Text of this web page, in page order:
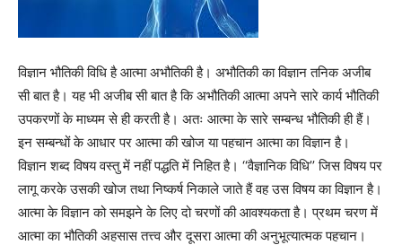
विज्ञान भौतिकी विधि है आत्मा अभौतिकी है। अभौतिकी का विज्ञान तनिक अजीब
सी बात है। यह भी अजीब सी बात है कि अभौतिकी आत्मा अपने सारे कार्य भौतिकी
उपकरणों के माध्यम से ही करती है। अतः आत्मा के सारे सम्बन्ध भौतिकी ही हैं।
इन सम्बन्धों के आधार पर आत्मा की खोज या पहचान आत्मा का विज्ञान है।
विज्ञान शब्द विषय वस्तु में नहीं पद्धति में निहित है। ‘‘वैज्ञानिक विधि’’ जिस विषय पर
लागू करके उसकी खोज तथा निष्कर्ष निकाले जाते हैं वह उस विषय का विज्ञान है।
आत्मा के विज्ञान को समझने के लिए दो चरणों की आवश्यकता है। प्रथम चरण में
आत्मा का भौतिकी अहसास तत्त्व और दूसरा आत्मा की अनुभूत्यात्मक पहचान।